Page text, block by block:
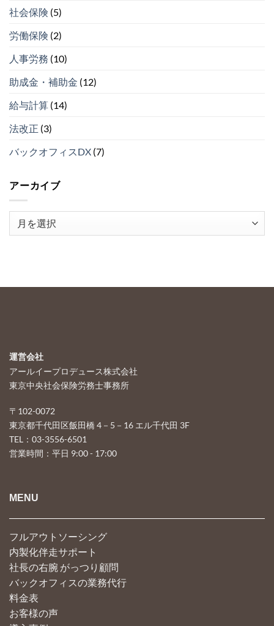
５
（そ
４）
由
ス
５
３）
は
入
な
理
由
５
の
は
社会保険 (5)
労働保険 (2)
人事労務 (10)
助成金・補助金 (12)
給与計算 (14)
法改正 (3)
バックオフィスDX (7)
アーカイブ
運営会社
アールイープロデュース株式会社
東京中央社会保険労務士事務所
〒102-0072
東京都千代田区飯田橋 4－5－16 エル千代田 3F
TEL：03-3556-6501
営業時間：平日 9:00 - 17:00
MENU
フルアウトソーシング
内製化伴走サポート
社長の右腕 がっつり顧問
バックオフィスの業務代行
料金表
お客様の声